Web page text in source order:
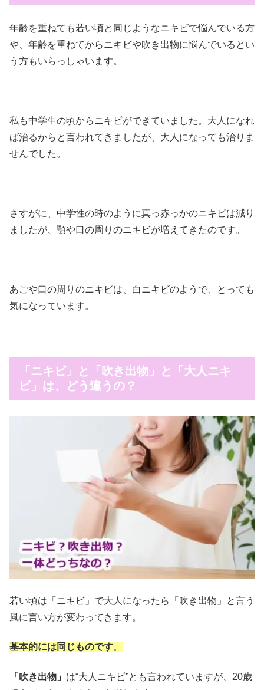
年齢を重ねても若い頃と同じようなニキビで悩んでいる方
や、年齢を重ねてからニキビや吹き出物に悩んでいるとい
う方もいらっしゃいます。
私も中学生の頃からニキビができていました。大人になれ
ば治るからと言われてきましたが、大人になっても治りま
せんでした。
さすがに、中学性の時のように真っ赤っかのニキビは減り
ましたが、顎や口の周りのニキビが増えてきたのです。
あごや口の周りのニキビは、白ニキビのようで、とっても
気になっています。
「ニキビ」と「吹き出物」と「大人ニキ
ビ」は、どう違うの？
若い頃は「ニキビ」で大人になったら「吹き出物」と言う
風に言い方が変わってきます。
基本的には同じものです。
「吹き出物」 は“大人ニキビ”とも言われていますが、20歳